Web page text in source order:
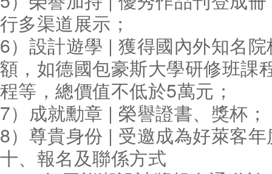
行多渠道展示；
6）設計遊學 | 獲得國內外知名
額，如德國包豪斯大學研修班課
程等，總價值不低於5萬元；
7）成就勳章 | 榮譽證書、獎杯；
8）尊貴身份 | 受邀成為好萊客
十、報名及聯係方式